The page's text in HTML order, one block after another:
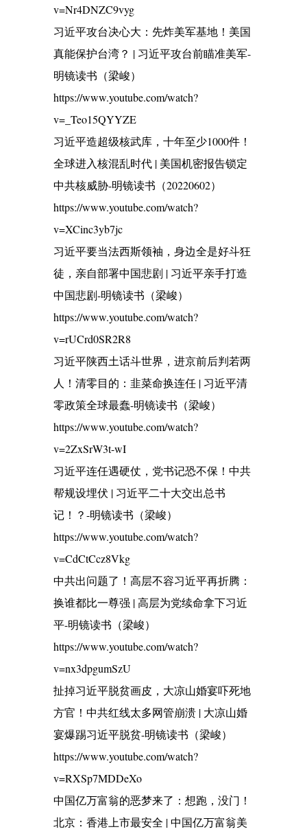
v=Nr4DNZC9vyg
习近平攻台决心大：先炸美军基地！美国
真能保护台湾？ | 习近平攻台前瞄准美军-
明镜读书（梁峻）
https://www.youtube.com/watch?
v=_Teo15QYYZE
习近平造超级核武库，十年至少1000件！
全球进入核混乱时代 | 美国机密报告锁定
中共核威胁-明镜读书（20220602）
https://www.youtube.com/watch?
v=XCinc3yb7jc
习近平要当法西斯领袖，身边全是好斗狂
徒，亲自部署中国悲剧 | 习近平亲手打造
中国悲剧-明镜读书（梁峻）
https://www.youtube.com/watch?
v=rUCrd0SR2R8
习近平陕西土话斗世界，进京前后判若两
人！清零目的：韭菜命换连任 | 习近平清
零政策全球最蠢-明镜读书（梁峻）
https://www.youtube.com/watch?
v=2ZxSrW3t-wI
习近平连任遇硬仗，党书记恐不保！中共
帮规设埋伏 | 习近平二十大交出总书
记！？-明镜读书（梁峻）
https://www.youtube.com/watch?
v=CdCtCcz8Vkg
中共出问题了！高层不容习近平再折腾：
换谁都比一尊强 | 高层为党续命拿下习近
平-明镜读书（梁峻）
https://www.youtube.com/watch?
v=nx3dpgumSzU
扯掉习近平脱贫画皮，大凉山婚宴吓死地
方官！中共红线太多网管崩溃 | 大凉山婚
宴爆踢习近平脱贫-明镜读书（梁峻）
https://www.youtube.com/watch?
v=RXSp7MDDeXo
中国亿万富翁的恶梦来了：想跑，没门！
北京：香港上市最安全 | 中国亿万富翁美